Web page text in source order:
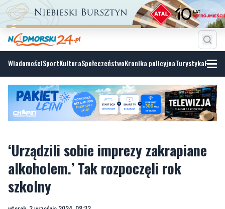
WiadomościSportKulturaSpołeczeństwoKronika policyjnaTurystyka
‘Urządzili sobie imprezy zakrapiane
szkolny
wtorek, 3 września 2024, 08:33